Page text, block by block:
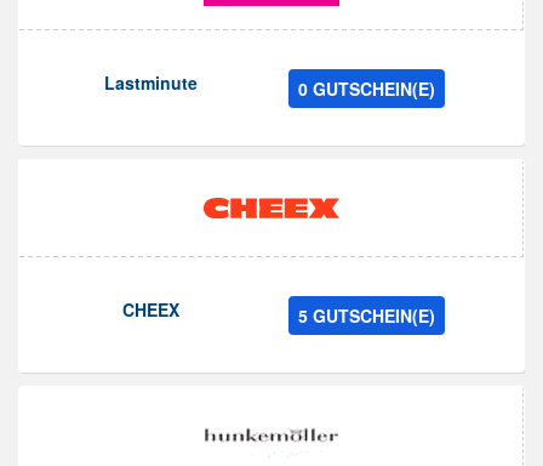
Lastminute 0 GUTSCHEIN(E)
CHEEX 5 GUTSCHEIN(E)